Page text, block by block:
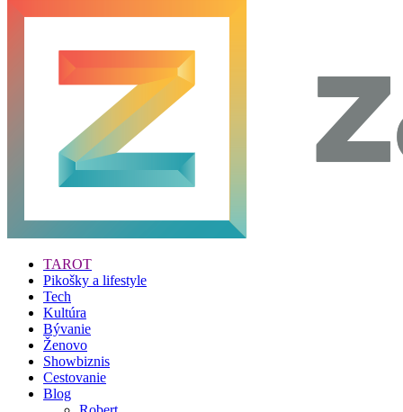
TAROT
Pikošky a lifestyle
Tech
Kultúra
Bývanie
Ženovo
Showbiznis
Cestovanie
Blog